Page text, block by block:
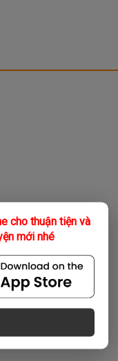
cho thuận tiện và
mới nhé